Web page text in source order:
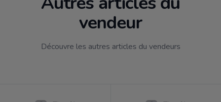
vendeur
Découvre les autres articles du vendeurs